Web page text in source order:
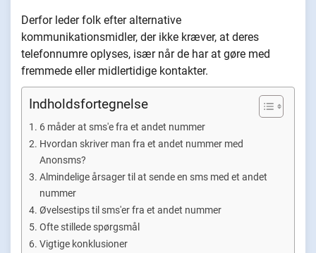
Derfor leder folk efter alternative
kommunikationsmidler, der ikke kræver, at deres
telefonnumre oplyses, især når de har at gøre med
fremmede eller midlertidige kontakter.
Indholdsfortegnelse
6 måder at sms'e fra et andet nummer
Hvordan skriver man fra et andet nummer med
Anonsms?
Almindelige årsager til at sende en sms med et andet
nummer
Øvelsestips til sms'er fra et andet nummer
Ofte stillede spørgsmål
Vigtige konklusioner